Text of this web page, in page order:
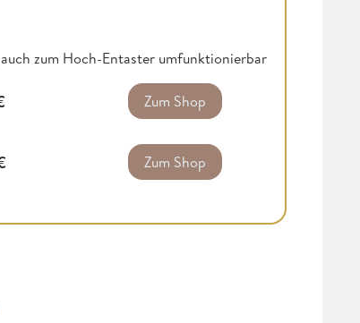
zum Hoch-Entaster umfunktionierbar
Zum Shop
Zum Shop